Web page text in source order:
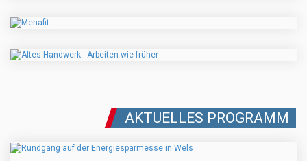
AKTUELLES PROGRAMM